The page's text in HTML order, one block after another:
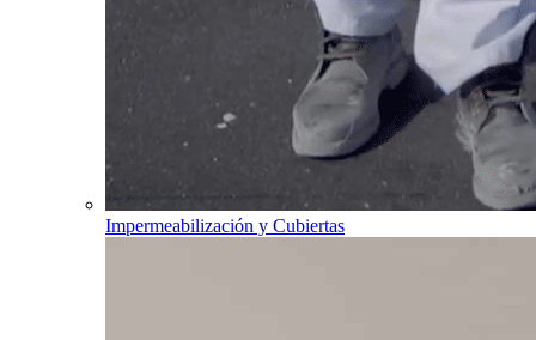
Impermeabilización y Cubiertas